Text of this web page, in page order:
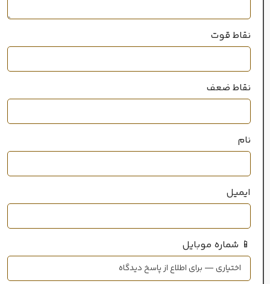
نقاط قوت
نقاط ضعف
نام
ایمیل
📱 شماره موبایل